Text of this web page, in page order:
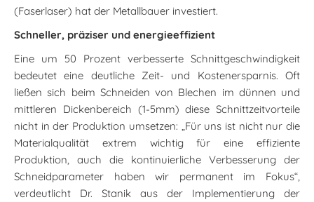
(Faserlaser) hat der Metallbauer investiert.
Schneller, präziser und energieeffizient
Eine um 50 Prozent verbesserte Schnittgeschwindigkeit
bedeutet eine deutliche Zeit- und Kostenersparnis. Oft
ließen sich beim Schneiden von Blechen im dünnen und
mittleren Dickenbereich (1-5mm) diese Schnittzeitvorteile
nicht in der Produktion umsetzen: „Für uns ist nicht nur die
Materialqualität extrem wichtig für eine effiziente
Produktion, auch die kontinuierliche Verbesserung der
Schneidparameter haben wir permanent im Fokus“,
verdeutlicht Dr. Stanik aus der Implementierung der